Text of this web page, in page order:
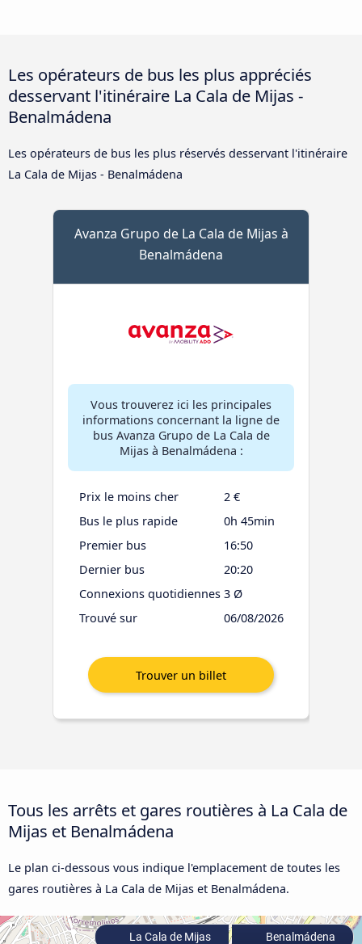
Les opérateurs de bus les plus appréciés
desservant l'itinéraire La Cala de Mijas -
Benalmádena
Les opérateurs de bus les plus réservés desservant l'itinéraire
La Cala de Mijas - Benalmádena
Avanza Grupo de La Cala de Mijas à
Benalmádena
Vous trouverez ici les principales
informations concernant la ligne de
bus Avanza Grupo de La Cala de
Mijas à Benalmádena :
Prix le moins cher
2 €
Bus le plus rapide
0h 45min
Premier bus
16:50
Dernier bus
20:20
Connexions quotidiennes 3 Ø
Trouvé sur
06/08/2026
Tous les arrêts et gares routières à La Cala de
Mijas et Benalmádena
Le plan ci-dessous vous indique l'emplacement de toutes les
gares routières à La Cala de Mijas et Benalmádena.
La Cala de Mijas Benalmádena